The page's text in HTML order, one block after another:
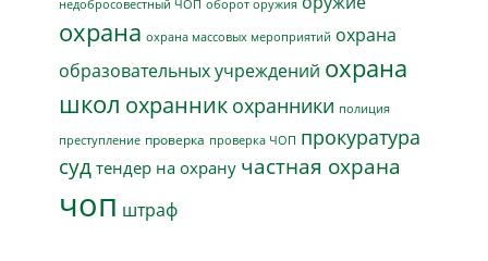
недобросовестный ЧОП оборот оружия
охрана охрана массовых мероприятий охрана
образовательных учреждений охрана
школ охранник охранники полиция
преступление проверка проверка ЧОП прокуратура
суд тендер на охрану частная охрана
чоп штраф